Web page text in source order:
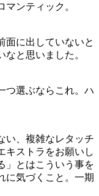
ンティック。
面に出していないと
と思いました。
つ選ぶならこれ。ハ
い、複雑なレタッチ
キストラをお願いし
」とはこういう事を
に気づくこと。一期